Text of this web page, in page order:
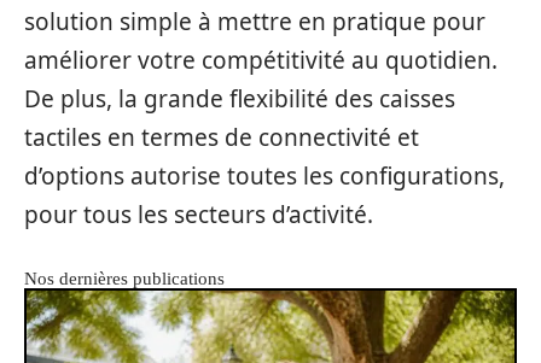
solution simple à mettre en pratique pour
améliorer votre compétitivité au quotidien.
De plus, la grande flexibilité des caisses
tactiles en termes de connectivité et
d’options autorise toutes les configurations,
pour tous les secteurs d’activité.
Nos dernières publications